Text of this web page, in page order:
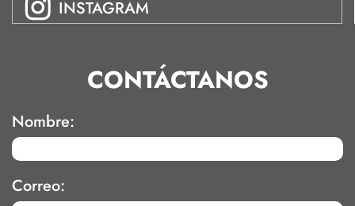
INSTAGRAM
CONTÁCTANOS
Nombre:
Correo: